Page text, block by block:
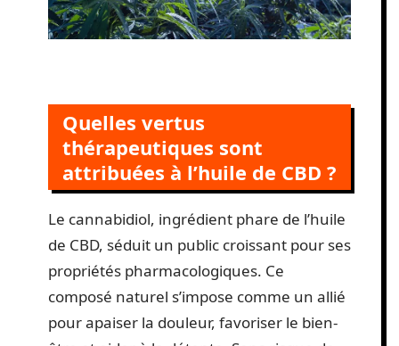
Quelles vertus
thérapeutiques sont
attribuées à l’huile de CBD ?
Le cannabidiol, ingrédient phare de l’huile
de CBD, séduit un public croissant pour ses
propriétés pharmacologiques. Ce
composé naturel s’impose comme un allié
pour apaiser la douleur, favoriser le bien-